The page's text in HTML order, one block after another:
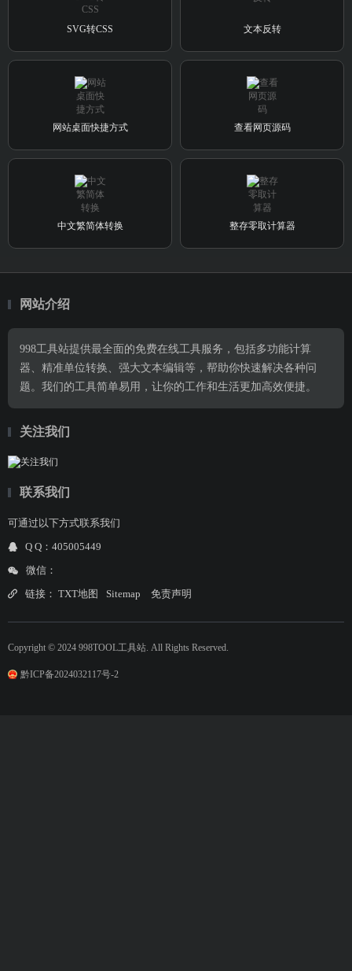
SVG转CSS 文本反转
网站桌面快捷方式 查看网页源码
中文繁简体转换 整存零取计算器
网站介绍
998工具站提供最全面的免费在线工具服务，包括多功能计算
器、精准单位转换、强大文本编辑等，帮助你快速解决各种问
题。我们的工具简单易用，让你的工作和生活更加高效便捷。
关注我们
联系我们
可通过以下方式联系我们
Q Q：405005449
微信：
链接： TXT地图 Sitemap 免责声明
Copyright © 2024 998TOOL工具站. All Rights Reserved.
黔ICP备2024032117号-2